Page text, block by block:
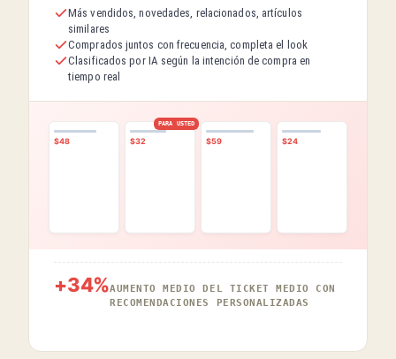
Lo más leído en Tecnología
Actualización de
lecturas hoy
Análisis de RV
Tendencia
Lanzamiento de
Más vendidos, novedades, relacionados, artículos
similares
Comprados juntos con frecuencia, completa el look
Clasificados por IA según la intención de compra en
tiempo real
$48 $32
PARA USTED
$59 $24
+34%AUMENTO MEDIO DEL TICKET MEDIO CON
RECOMENDACIONES PERSONALIZADAS